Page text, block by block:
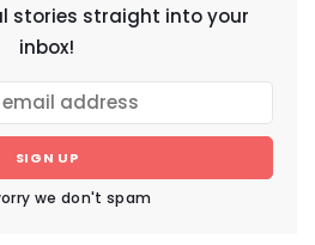
stories straight into your
inbox!
SIGN UP
we don't spam